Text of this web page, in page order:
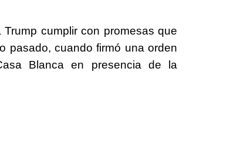
Trump cumplir con promesas que
pasado, cuando firmó una orden
Blanca en presencia de la